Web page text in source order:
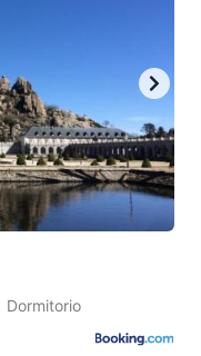
Dormitorio